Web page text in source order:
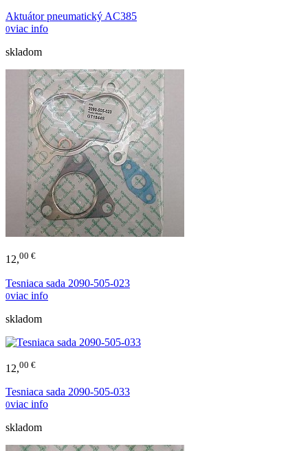
Aktuátor pneumatický AC385
0viac info
skladom
12,00 €
Tesniaca sada 2090-505-023
0viac info
skladom
12,00 €
Tesniaca sada 2090-505-033
0viac info
skladom